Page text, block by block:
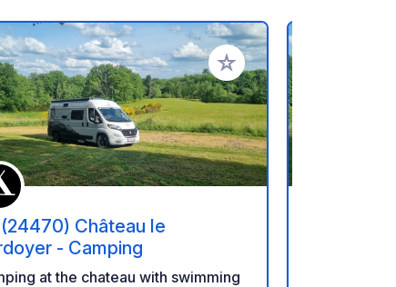
Add to your favorites
(24470) Château le
- Camping
at the chateau with swimming